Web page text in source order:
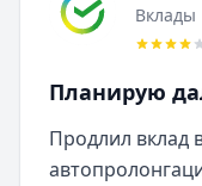
Вклады
Планирую
Продлил вклад